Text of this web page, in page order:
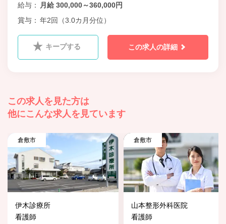
給与
月給 300,000～360,000円
賞与
年2回（3.0カ月分位）
キープする この求人の詳細
この求人を見た方は
他にこんな求人を見ています
倉敷市
伊木診療所
看護師
倉敷市
山本整形外科医院
看護師